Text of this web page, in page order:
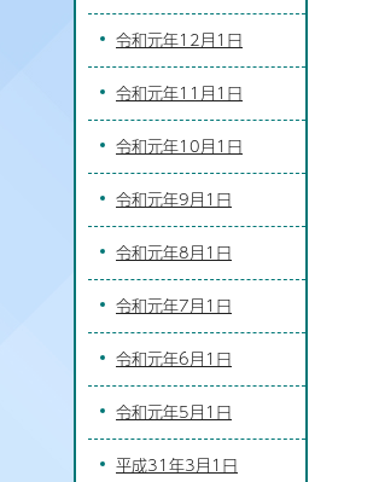
令和元年12月1日
令和元年11月1日
令和元年10月1日
令和元年9月1日
令和元年8月1日
令和元年7月1日
令和元年6月1日
令和元年5月1日
平成31年3月1日